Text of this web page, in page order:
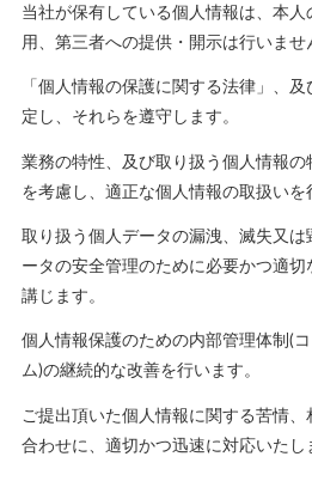
当社が保有している個人情報は、本人
用、第三者への提供・開示は行いませ
「個人情報の保護に関する法律」、
定し、それらを遵守します。
業務の特性、及び取り扱う個人情報
を考慮し、適正な個人情報の取扱いを
取り扱う個人データの漏洩、滅失又
ータの安全管理のために必要かつ適
講じます。
個人情報保護のための内部管理体制(
ム)の継続的な改善を行います。
ご提出頂いた個人情報に関する苦情
合わせに、適切かつ迅速に対応いたし